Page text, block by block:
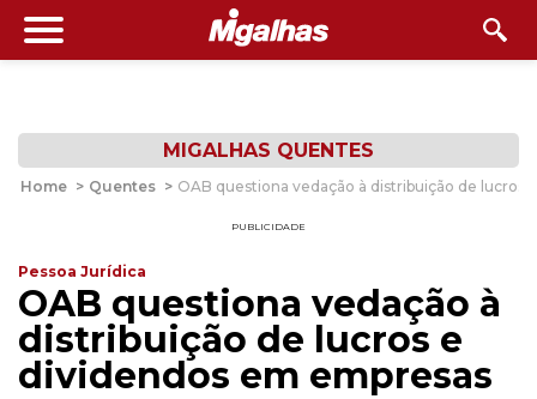
MIGALHAS QUENTES
Home > Quentes > OAB questiona vedação à distribuição de lucros
PUBLICIDADE
Pessoa Jurídica
OAB questiona vedação à
distribuição de lucros e
dividendos em empresas